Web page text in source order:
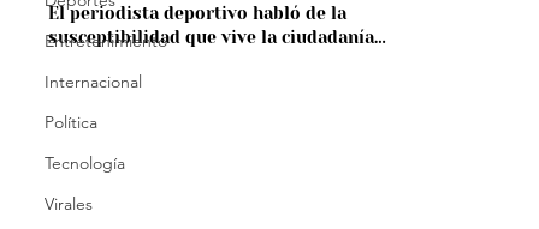
Entretenimiento
Internacional
Política
Tecnología
Virales
El periodista deportivo habló de la
susceptibilidad que vive la ciudadanía…